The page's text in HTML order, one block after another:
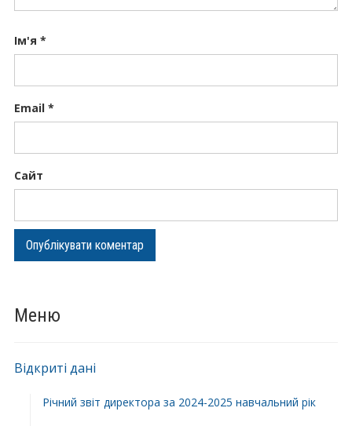
Меню
Відкриті дані
Річний звіт директора за 2024-2025 навчальний рік
Ім'я *
Email *
Сайт